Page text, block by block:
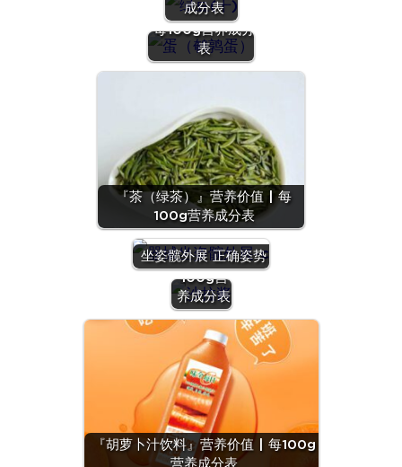
成分表
蛋）』营养价值 |
每100g营养成分
表
『茶（绿茶）』营养价值 | 每
100g营养成分表
坐姿髋外展 正确姿势
『沙拉
酱』营养
价值 | 每
100g营
养成分表
『胡萝卜汁饮料』营养价值 | 每100g
营养成分表
『羊
肝』营
养价值
| 每